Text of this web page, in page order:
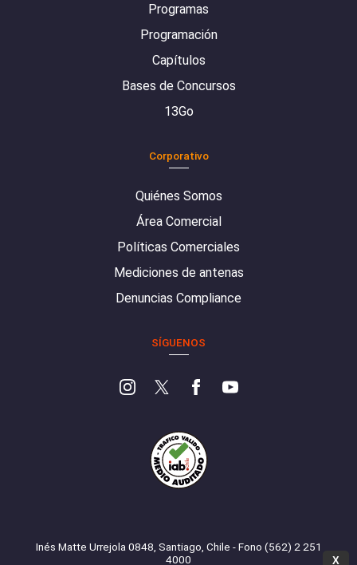
Programas
Programación
Capítulos
Bases de Concursos
13Go
Corporativo
Quiénes Somos
Área Comercial
Políticas Comerciales
Mediciones de antenas
Denuncias Compliance
SÍGUENOS
Inés Matte Urrejola 0848, Santiago, Chile - Fono (562) 2 251
4000
X